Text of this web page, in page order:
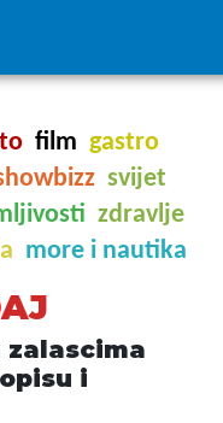
film gastro
svijet
zdravlje
more i nautika
zalascima
i